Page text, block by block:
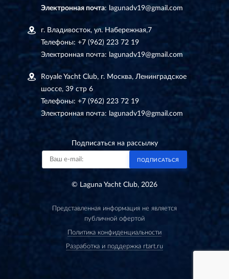
Электронная почта: lagunadv19@gmail.com
г. Владивосток, ул. Набережная,7
Телефоны: +7 (962) 223 72 19
Электронная почта: lagunadv19@gmail.com
Royale Yacht Club, г. Москва, Ленинградское
шоссе, 39 стр 6
Телефоны: +7 (962) 223 72 19
Электронная почта: lagunadv19@gmail.com
Подписаться на рассылку
ПОДПИСАТЬСЯ
© Laguna Yacht Club, 2026
Представленная информация не является
публичной офертой
Политика конфиденциальности
Разработка и поддержка rtart.ru